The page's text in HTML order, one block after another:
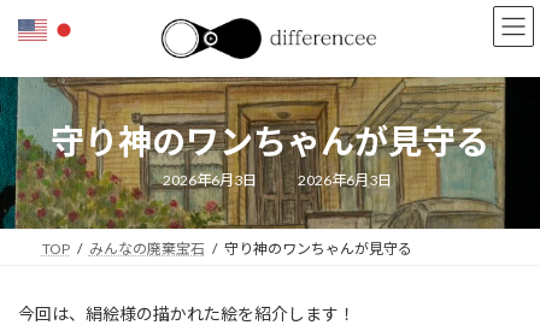
ン
ツ
へ
ス
キ
ッ
プ
ー
シ
ョ
ン
に
移
動
守り神のワンちゃんが見守る
2026年6月3日
最
終
更
新
時
2026年6月3日
TOP みんなの廃棄宝石 守り神のワンちゃんが見守る
今回は、絹絵様の描かれた絵を紹介します！